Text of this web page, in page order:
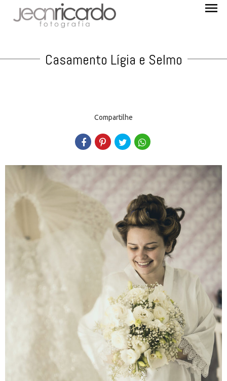
menu
Casamento Lígia e Selmo
Compartilhe